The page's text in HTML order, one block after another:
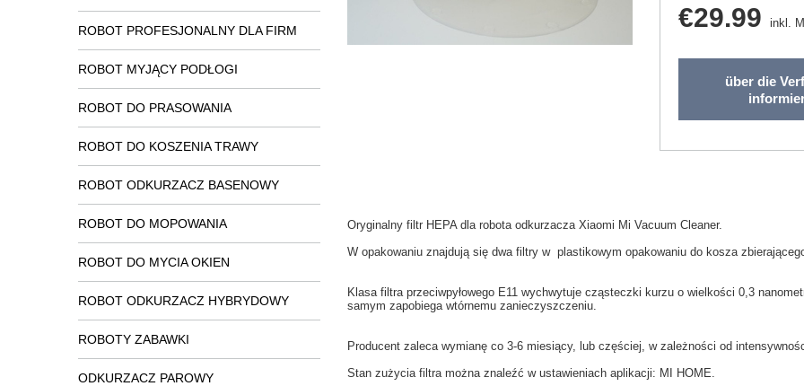
ROBOT PROFESJONALNY DLA FIRM
ROBOT MYJĄCY PODŁOGI
ROBOT DO PRASOWANIA
ROBOT DO KOSZENIA TRAWY
ROBOT ODKURZACZ BASENOWY
ROBOT DO MOPOWANIA
ROBOT DO MYCIA OKIEN
ROBOT ODKURZACZ HYBRYDOWY
ROBOTY ZABAWKI
ODKURZACZ PAROWY
€29.99 inkl.
über die
Oryginalny filtr HEPA dla robota odkurzacza Xiaomi Mi Vacuum Cleaner.
W opakowaniu znajdują się dwa filtry w plastikowym opakowaniu do kosza
Klasa filtra przeciwpyłowego E11 wychwytuje cząsteczki kurzu o wielkości 0,3
samym zapobiega wtórnemu zanieczyszczeniu.
Producent zaleca wymianę co 3-6 miesiący, lub częściej, w zależności od
Stan zużycia filtra można znaleźć w ustawieniach aplikacji: MI HOME.